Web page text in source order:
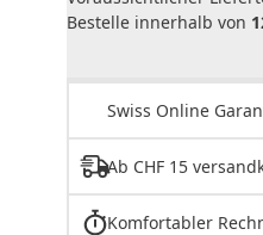
Bestelle innerhalb von
Swiss Online
Ab CHF 15
Komfortabler